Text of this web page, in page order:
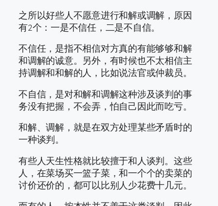
之所以好些人不愿意进行和解或调解，原因
有2个：一是不信任，二是不自信。
不信任，是指不相信对方真的有能够够和解
和调解的诚意。另外，有时候也不太相信主
持调解和和解的人，比如说法官或仲裁员。
不自信，是对和解和调解这种涉及谈判的事
务没有把握，不会弄，怕自己因此而吃亏。
和解、调解，就是在双方处理某些矛盾时的
一种谈判。
有些人天生性格就比较擅于和人谈判。这些
人，在菜场买一篮子菜，和一个个的卖菜的
讨价还价的，都可以比别人少花费十几元。